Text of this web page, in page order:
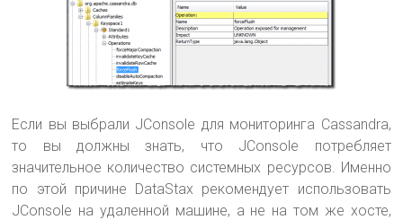
Если вы выбрали JConsole для мониторинга Cassandra,
то вы должны знать, что JConsole потребляет
значительное количество системных ресурсов. Именно
по этой причине DataStax рекомендует использовать
JConsole на удаленной машине, а не на том же хосте,